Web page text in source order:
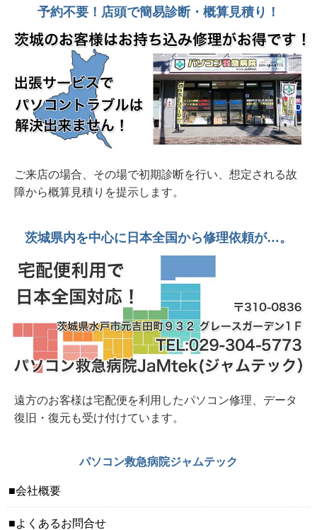
GE33EJYA2 512GB SSD、16G、OfficeH&B
2026年 7月19日 起動に4時間？起動後も全く動
かない 富士通Lifebook WA2/A3 2016年製
2026年 7月16日 ASUS VIVOBook ヒンジ部分
破損 開きにくいのでテープ止め 水戸市
したい。他社様見積り額十数万円 SONY
USB4GB
い？Lenovo Thikpad X395水戸市
2026年 6月20日 整備済み中古デスクトップPC
販売中 富士通ESPLIMO D586/M
2026年 6月 8日 水戸市法人様から 壊れにくい
事務用デスクトップパソコンオーダー
2026年 6月 7日 整備済み中古PC販売中 富士通
予約不要！店頭で簡易診断・概算見積り！
ご来店の場合、その場で初期診断を行い、想定される故
障から概算見積りを提示します。
茨城県内を中心に日本全国から修理依頼が…。
遠方のお客様は宅配便を利用したパソコン修理、データ
復旧・復元も受け付けています。
パソコン救急病院ジャムテック
会社概要
よくあるお問合せ